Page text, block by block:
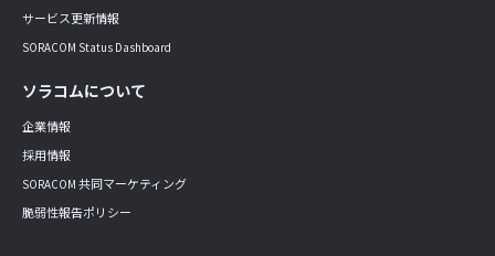
サービス更新情報
SORACOM Status Dashboard
ソラコムについて
企業情報
採用情報
SORACOM 共同マーケティング
脆弱性報告ポリシー